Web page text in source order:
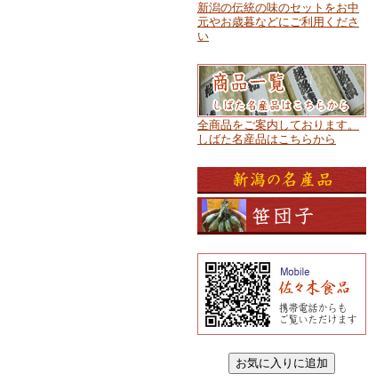
新潟の伝統の味のセットをお中
元やお歳暮などにご利用くださ
い
全商品をご案内しております。
しばた名産品はこちらから